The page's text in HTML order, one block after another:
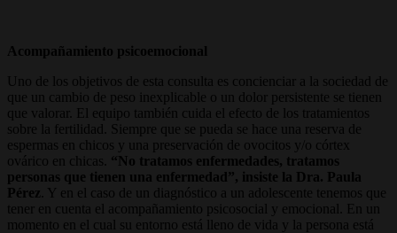
Acompañamiento psicoemocional
Uno de los objetivos de esta consulta es concienciar a la sociedad de
que un cambio de peso inexplicable o un dolor persistente se tienen
que valorar. El equipo también cuida el efecto de los tratamientos
sobre la fertilidad. Siempre que se pueda se hace una reserva de
espermas en chicos y una preservación de ovocitos y/o córtex
ovárico en chicas. “No tratamos enfermedades, tratamos
personas que tienen una enfermedad”, insiste la Dra. Paula
Pérez . Y en el caso de un diagnóstico a un adolescente tenemos que
tener en cuenta el acompañamiento psicosocial y emocional. En un
momento en el cual su entorno está lleno de vida y la persona está